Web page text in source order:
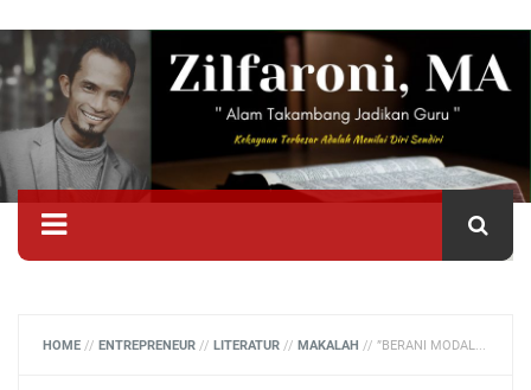
HOME // ENTREPRENEUR // LITERATUR // MAKALAH // ”BERANI MODAL AWAL ENTREPRENEUR